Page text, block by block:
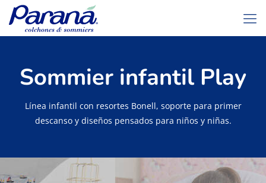
Sommier infantil Play
Línea infantil con resortes Bonell, soporte para primer
descanso y diseños pensados para niños y niñas.